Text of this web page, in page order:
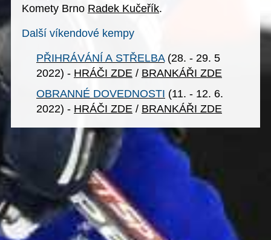
Komety Brno Radek Kučeřík.
Další víkendové kempy
PŘIHRÁVÁNÍ A STŘELBA(28. - 29. 5
2022) - HRÁČI ZDE / BRANKÁŘI ZDE
OBRANNÉ DOVEDNOSTI (11. - 12. 6.
2022) - HRÁČI ZDE / BRANKÁŘI ZDE